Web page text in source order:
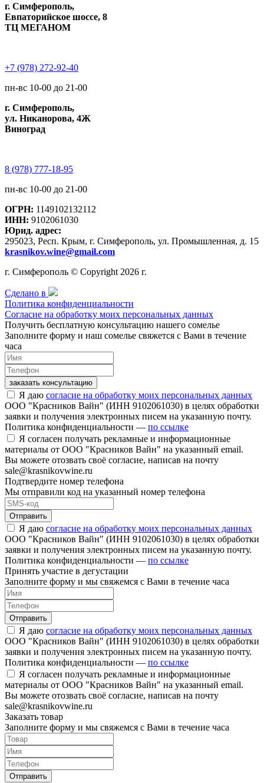
г. Симферополь,
Евпаторийское шоссе, 8
ТЦ МЕГАНОМ
+7 (978) 272-92-40
пн-вс 10-00 до 21-00
г. Симферополь,
ул. Никанорова, 4Ж
Виноград
8 (978) 777-18-95
пн-вс 10-00 до 21-00
ОГРН: 1149102132112
ИНН: 9102061030
Юрид. адрес:
295023, Респ. Крым, г. Симферополь, ул. Промышленная, д. 15
krasnikov.wine@gmail.com
г. Симферополь © Copyright 2026 г.
Сделано в
Политика конфиденциальности
Согласие на обработку моих персональных данных
Получить бесплатную консультацию нашего сомелье
Заполните форму и наш сомелье свяжется с Вами в течение
часа
заказать консультацию
Я даю согласие на обработку моих персональных данных
ООО "Красников Вайн" (ИНН 9102061030) в целях обработки
заявки и получения электронных писем на указанную почту.
Политика конфиденциальности — по ссылке
Я согласен получать рекламные и информационные
материалы от ООО "Красников Вайн" на указанный email.
Вы можете отозвать своё согласие, написав на почту
sale@krasnikovwine.ru
Подтвердите номер телефона
Мы отправили код на указанный номер телефона
Отправить
Я даю согласие на обработку моих персональных данных
ООО "Красников Вайн" (ИНН 9102061030) в целях обработки
заявки и получения электронных писем на указанную почту.
Политика конфиденциальности — по ссылке
Принять участие в дегустации
Заполните форму и мы свяжемся с Вами в течение часа
Отправить
Я даю согласие на обработку моих персональных данных
ООО "Красников Вайн" (ИНН 9102061030) в целях обработки
заявки и получения электронных писем на указанную почту.
Политика конфиденциальности — по ссылке
Я согласен получать рекламные и информационные
материалы от ООО "Красников Вайн" на указанный email.
Вы можете отозвать своё согласие, написав на почту
sale@krasnikovwine.ru
Заказать товар
Заполните форму и мы свяжемся с Вами в течение часа
Отправить